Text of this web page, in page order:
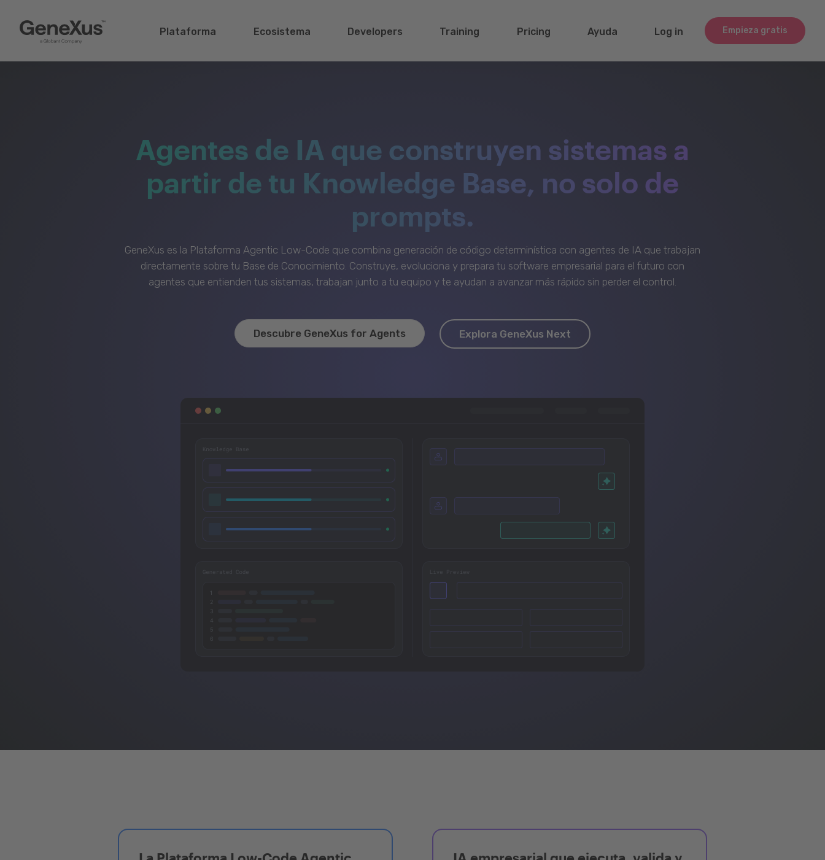
Empieza gratis
Plataforma Ecosistema Developers Training Pricing Ayuda Log in
Agentes de IA que construyen sistemas a
partir de tu Knowledge Base, no solo de
prompts.
GeneXus es la Plataforma Agentic Low-Code que combina generación de código determinística con agentes de IA que trabajan
directamente sobre tu Base de Conocimiento. Construye, evoluciona y prepara tu software empresarial para el futuro con
agentes que entienden tus sistemas, trabajan junto a tu equipo y te ayudan a avanzar más rápido sin perder el control.
Descubre GeneXus for Agents Explora GeneXus Next